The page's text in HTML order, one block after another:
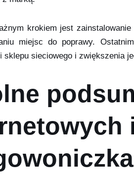
krokiem jest
miejsc do poprawy.
sklepu sieciowego i zwiększenia